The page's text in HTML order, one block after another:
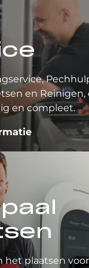
en Reinigen,
en compleet.
het plaatsen